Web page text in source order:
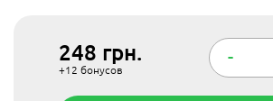
248 грн.
+12 бонусов
-